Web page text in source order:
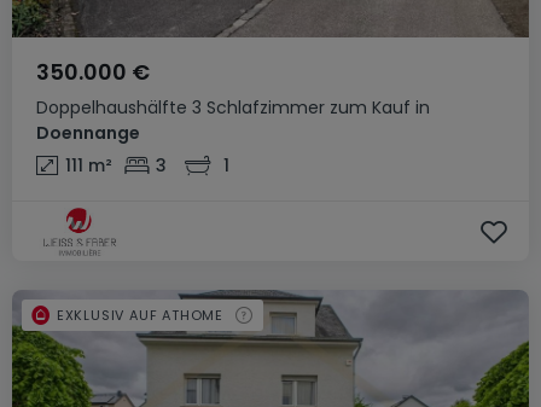
Doppelhaushälfte 3 Schlafzimmer zum Kauf in
Doennange
350.000 €
111 m² 3 1
EXKLUSIV AUF ATHOME